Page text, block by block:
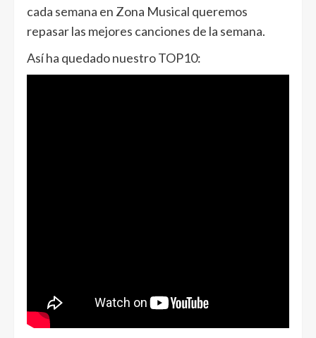
cada semana en Zona Musical queremos
repasar las mejores canciones de la semana.
Así ha quedado nuestro TOP10: